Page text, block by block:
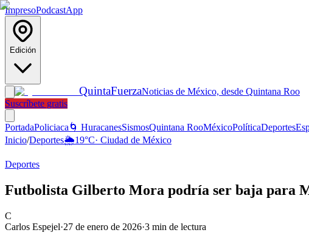
ImpresoPodcastApp
Edición
QuintaFuerzaNoticias de México, desde Quintana Roo
Suscríbete gratis
PortadaPoliciaca 🌀 HuracanesSismosQuintana RooMéxicoPolíticaDeportes
Inicio/Deportes🌦️19°C· Ciudad de México
Deportes
Futbolista Gilberto Mora podría ser baja para
C
Carlos Espejel·27 de enero de 2026·3 min de lectura